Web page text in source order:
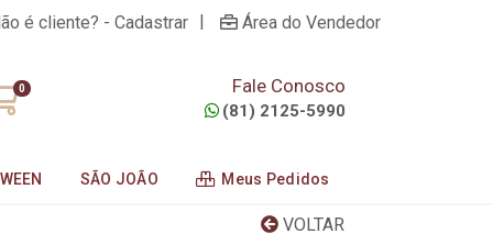
é cliente? - Cadastrar | Área do Vendedor
0 Fale Conosco
(81) 2125-5990
SÃO JOÃO Meus Pedidos
VOLTAR